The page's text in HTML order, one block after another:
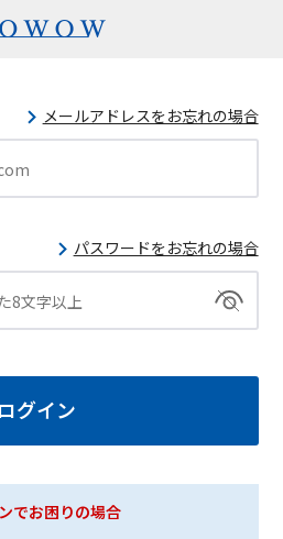
メールアドレスをお忘れの場合
パスワードをお忘れの場合
でお困りの場合